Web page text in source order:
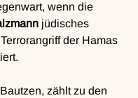
wenn die
jüdisches
der Hamas
zählt zu den